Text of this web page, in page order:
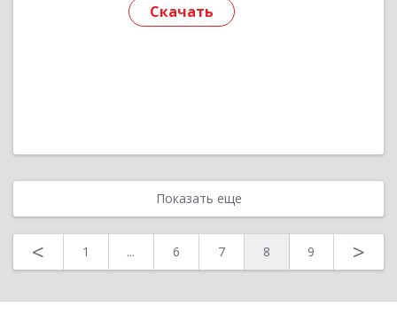
Скачать
Показать еще
< 1 ... 6 7 8 9 >